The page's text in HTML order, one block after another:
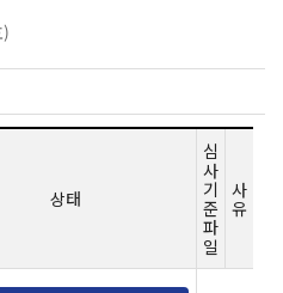
상태
심
사
기
준
파
일
사
유